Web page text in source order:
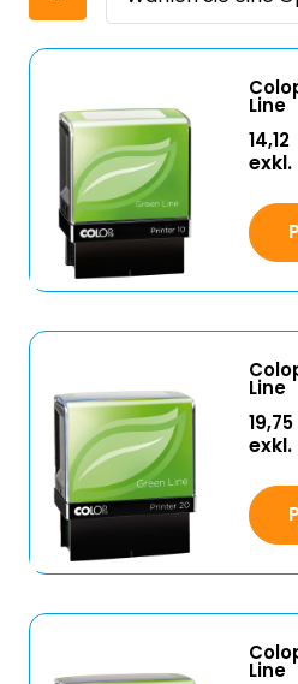
Line
14,12
exkl.
Line
19,75
exkl.
Line